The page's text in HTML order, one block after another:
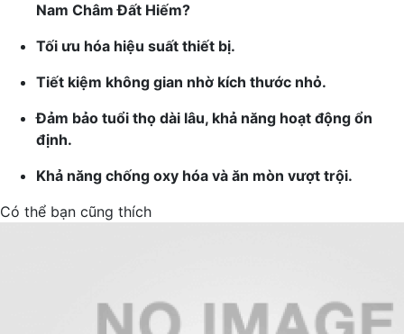
Nam Châm Đất Hiếm?
Tối ưu hóa hiệu suất thiết bị.
Tiết kiệm không gian nhờ kích thước nhỏ.
Đảm bảo tuổi thọ dài lâu, khả năng hoạt động ổn
định.
Khả năng chống oxy hóa và ăn mòn vượt trội.
Có thể bạn cũng thích